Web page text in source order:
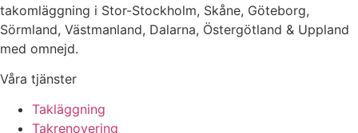
takomläggning i Stor-Stockholm, Skåne, Göteborg,
Sörmland, Västmanland, Dalarna, Östergötland & Uppland
med omnejd.
Våra tjänster
Takläggning
Takrenovering